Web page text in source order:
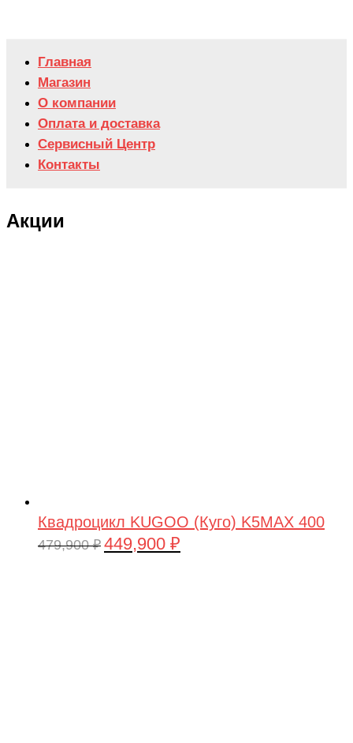
Главная
Магазин
О компании
Оплата и доставка
Сервисный Центр
Контакты
Акции
Квадроцикл KUGOO (Куго) K5MAX 400
479,900₽ Первоначальная
449,900 ₽